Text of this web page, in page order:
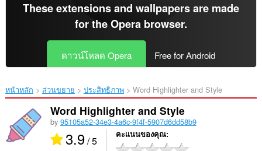
These extensions and wallpapers are made
for theOpera browser.
ดาวน์โหลด Opera Free for Android
หน้าหลัก ส่วนขยาย ประสิทธิภาพ Word Highlighter and Style‎
Word Highlighter and Style
by 95105a52-34e3-4a6c-9f4f-5907d6dd58b9
3.9/ 5 คะแนนของคุณ